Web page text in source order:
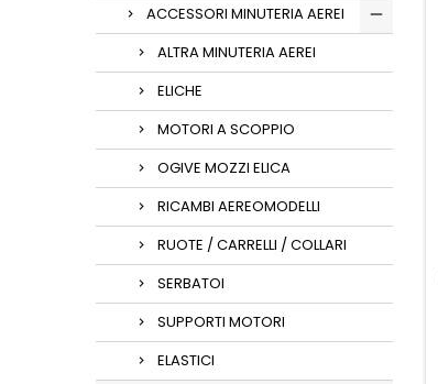
ACCESSORI MINUTERIA AEREI
ALTRA MINUTERIA AEREI
ELICHE
MOTORI A SCOPPIO
OGIVE MOZZI ELICA
RICAMBI AEREOMODELLI
RUOTE / CARRELLI / COLLARI
SERBATOI
SUPPORTI MOTORI
ELASTICI